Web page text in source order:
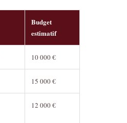
Budget
estimatif
10 000 €
15 000 €
12 000 €